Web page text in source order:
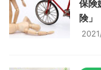
保険
険」